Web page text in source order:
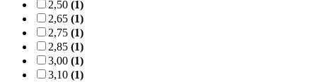
2,50 (1)
2,65 (1)
2,75 (1)
2,85 (1)
3,00 (1)
3,10 (1)